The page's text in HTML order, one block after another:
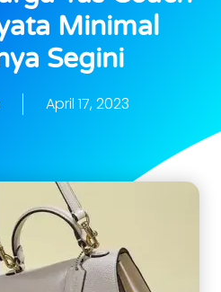
Minimal
Segini
April 17, 2023